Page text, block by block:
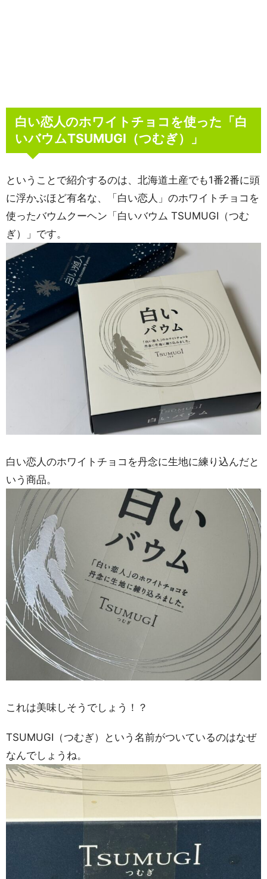
白い恋人のホワイトチョコを使った「白
いバウムTSUMUGI（つむぎ）」
ということで紹介するのは、北海道土産でも1番2番に頭
に浮かぶほど有名な、「白い恋人」のホワイトチョコを
使ったバウムクーヘン「白いバウム TSUMUGI（つむ
ぎ）」です。
白い恋人のホワイトチョコを丹念に生地に練り込んだと
いう商品。
これは美味しそうでしょう！？
TSUMUGI（つむぎ）という名前がついているのはなぜ
なんでしょうね。